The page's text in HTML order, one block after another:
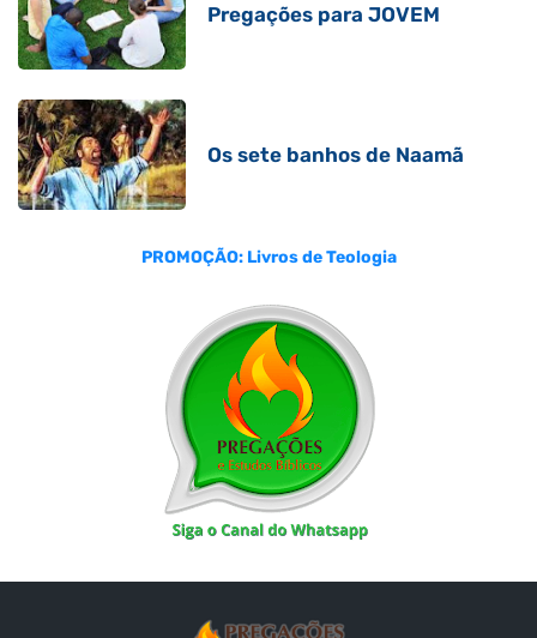
Pregações para JOVEM
Os sete banhos de Naamã
PROMOÇÃO: Livros de Teologia